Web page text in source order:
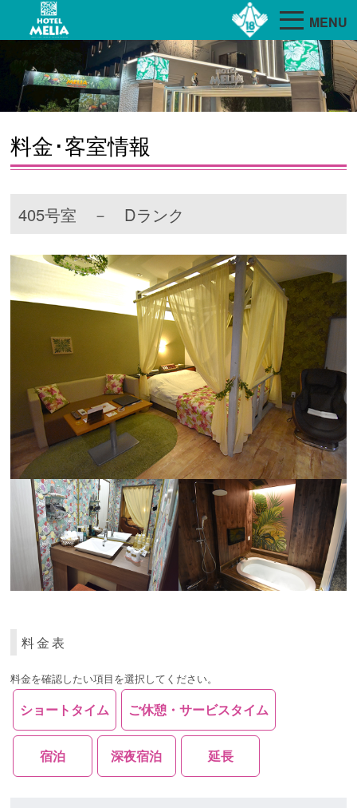
MENU
料金･客室情報
405号室 － Dランク
料金表
料金を確認したい項目を選択してください。
ショートタイム ご休憩・サービスタイム
宿泊 深夜宿泊 延長